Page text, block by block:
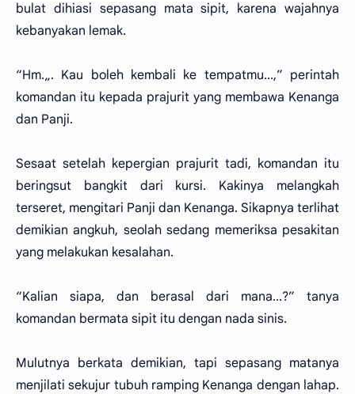
bulat dihiasi sepasang mata sipit, karena wajahnya
kebanyakan lemak.
“Hm.„. Kau boleh kembali ke tempatmu...,” perintah
komandan itu kepada prajurit yang membawa Kenanga
dan Panji.
Sesaat setelah kepergian prajurit tadi, komandan itu
beringsut bangkit dari kursi. Kakinya melangkah
terseret, mengitari Panji dan Kenanga. Sikapnya terlihat
demikian angkuh, seolah sedang memeriksa pesakitan
yang melakukan kesalahan.
“Kalian siapa, dan berasal dari mana...?” tanya
komandan bermata sipit itu dengan nada sinis.
Mulutnya berkata demikian, tapi sepasang matanya
menjilati sekujur tubuh ramping Kenanga dengan lahap.